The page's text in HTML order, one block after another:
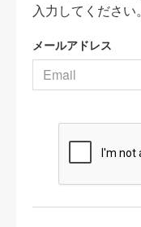
入力してください。
メールアドレス